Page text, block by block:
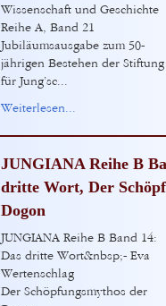
Wissenschaft und Geschichte
Reihe A, Band 21
Jubiläumsausgabe zum 50-
jährigen Bestehen der Stiftung
für Jung’sc...
Weiterlesen...
JUNGIANA Reihe B
dritte Wort, Der
Dogon
JUNGIANA Reihe B Band 14:
Das dritte Wort&nbsp;- Eva
Wertenschlag
Der Schöpfungsmythos der